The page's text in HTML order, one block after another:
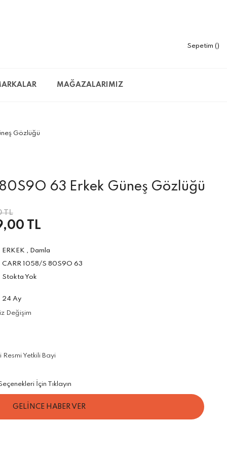
Sepetim
MAĞAZALARIMIZ
Gözlüğü
63 Erkek Güneş Gözlüğü
TL
TL
ERKEK , Damla
CARR 1058/S 80S9O 63
Stokta Yok
24 Ay
Değişim
Yetkili Bayi
İçin Tıklayın
GELİNCE HABER VER